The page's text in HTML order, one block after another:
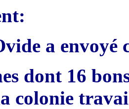
a envoyé
dont 16
colonie